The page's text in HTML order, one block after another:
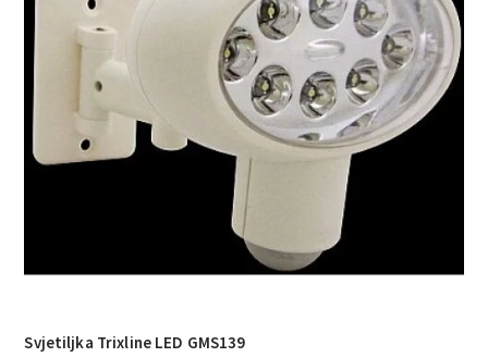
Svjetiljka Trixline LED GMS139